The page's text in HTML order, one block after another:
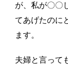
が、私が〇〇
てあげたのに
ます。
夫婦と言って